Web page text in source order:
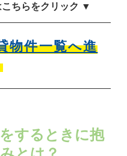
ちらをクリック ▼
物件一覧へ進
するときに抱